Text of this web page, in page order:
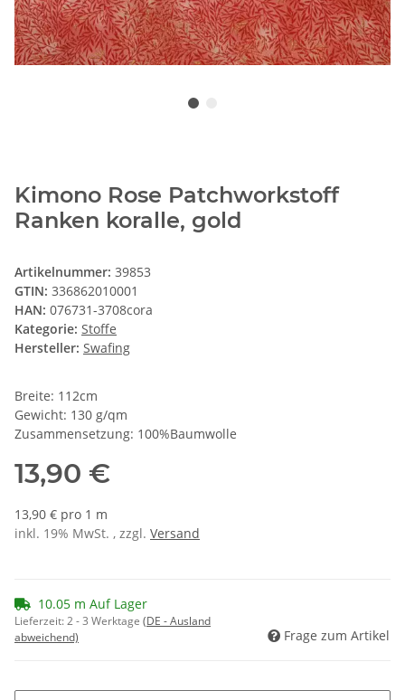
Kimono Rose Patchworkstoff
Ranken koralle, gold
Artikelnummer: 39853
GTIN: 336862010001
HAN: 076731-3708cora
Kategorie: Stoffe
Hersteller: Swafing
Breite: 112cm
Gewicht: 130 g/qm
Zusammensetzung: 100%Baumwolle
13,90 €
13,90 € pro 1 m
inkl. 19% MwSt. , zzgl. Versand
10.05 m Auf Lager
Lieferzeit:2 - 3 Werktage (DE - Ausland
abweichend)
Frage zum Artikel